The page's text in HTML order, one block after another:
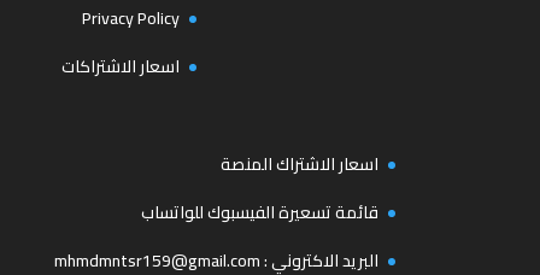
Privacy Policy
اسعار الاشتراكات
اسعار الاشتراك المنصة
قائمة تسعيرة الفيسبوك للواتساب
البريد الاكتروني :mhmdmntsr159@gmail.com